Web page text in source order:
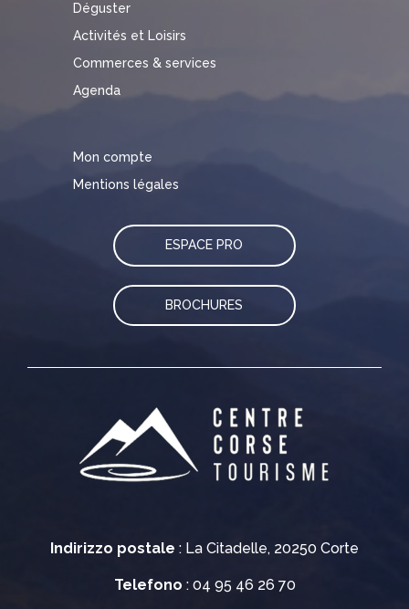
Indirizzo postale : La Citadelle, 20250 Corte
Telefono : 04 95 46 26 70
Déguster
Activités et Loisirs
Commerces & services
Agenda
Mon compte
Mentions légales
ESPACE PRO
BROCHURES